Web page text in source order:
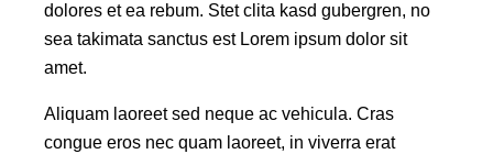
dolores et ea rebum. Stet clita kasd gubergren, no
sea takimata sanctus est Lorem ipsum dolor sit
amet.
Aliquam laoreet sed neque ac vehicula. Cras
congue eros nec quam laoreet, in viverra erat